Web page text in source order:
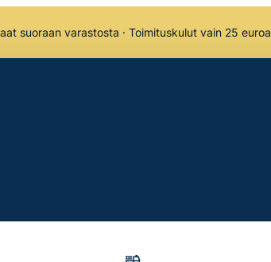
suoraan varastosta · Toimituskulut vain 25 euroa